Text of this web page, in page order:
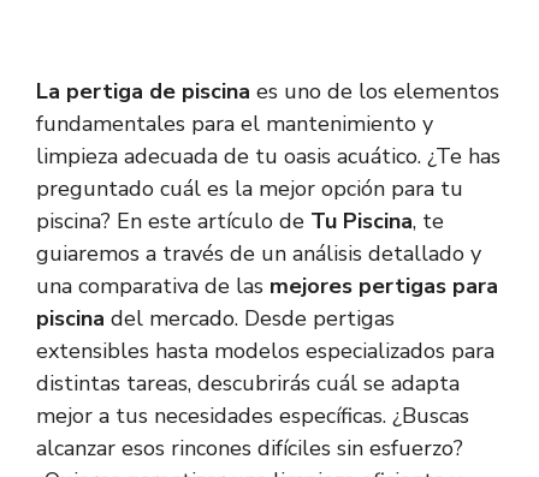
La pertiga de piscina es uno de los elementos
fundamentales para el mantenimiento y
limpieza adecuada de tu oasis acuático. ¿Te has
preguntado cuál es la mejor opción para tu
piscina? En este artículo de Tu Piscina, te
guiaremos a través de un análisis detallado y
una comparativa de las mejores pertigas para
piscina del mercado. Desde pertigas
extensibles hasta modelos especializados para
distintas tareas, descubrirás cuál se adapta
mejor a tus necesidades específicas. ¿Buscas
alcanzar esos rincones difíciles sin esfuerzo?